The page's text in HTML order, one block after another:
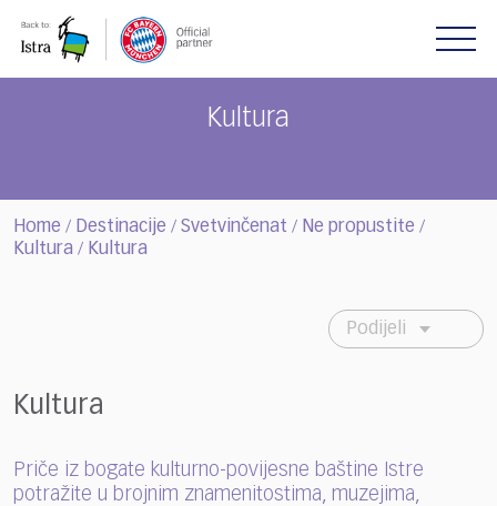
note:
Kultura
Home / Destinacije / Svetvinčenat / Ne propustite /
Kultura / Kultura
Podijeli
Kultura
Priče iz bogate kulturno-povijesne baštine Istre
potražite u brojnim znamenitostima, muzejima,